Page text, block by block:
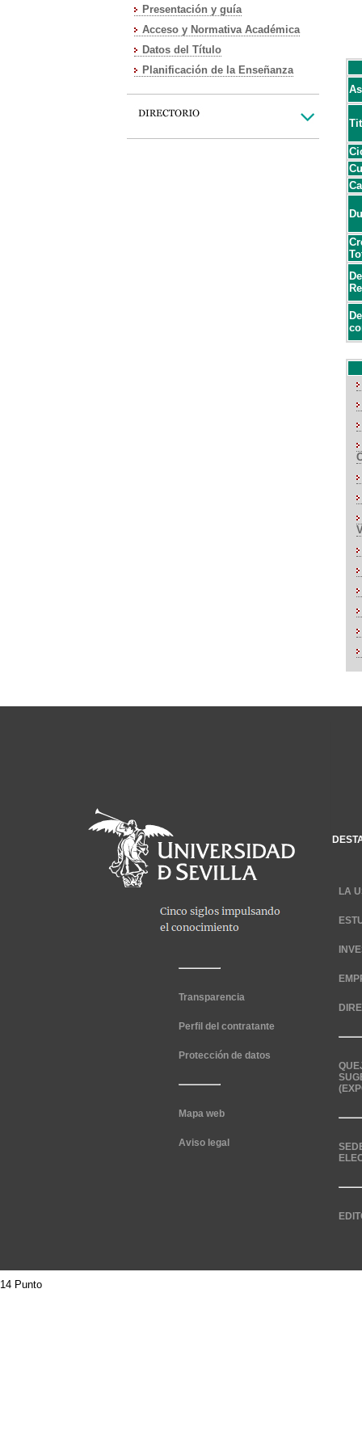
Presentación y guía
Acceso y Normativa Académica
Datos del Título
Planificación de la Enseñanza
Transparencia
Perfil del contratante
Protección de datos
Mapa web
Aviso legal
LA
14 Punto